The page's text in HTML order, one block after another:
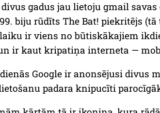
gadus jau lietoju gmail
biju rūdīts The Bat! piekritējs (tā
ir viens no būtiskākajiem
ir kaut kripatiņa interneta —
dienās Google ir anonsējusi
padara knipucīti